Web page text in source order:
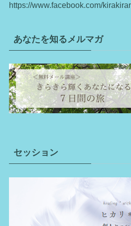
https://www.facebook.com/
あなたを知るメルマガ
セッション